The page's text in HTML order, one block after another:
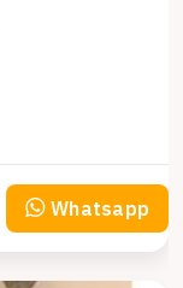
Whatsapp